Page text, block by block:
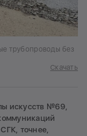
трубопроводы без
Скачать
искусств №69,
точнее,